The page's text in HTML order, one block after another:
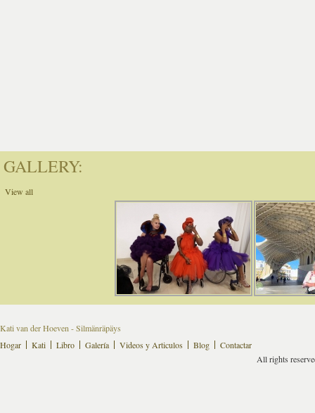
GALLERY:
View all
Kati van der Hoeven - Silmänräpäys
Hogar
Kati Libro Galería Videos y Articulos Blog
Contactar
All rights